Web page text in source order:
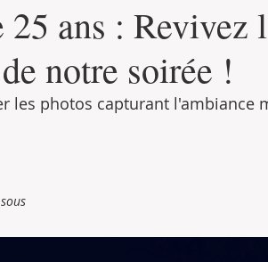
ans : Revivez
notre soirée !
les photos capturant l'ambiance